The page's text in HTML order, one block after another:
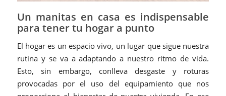
Un manitas en casa es indispensable
para tener tu hogar a punto
El hogar es un espacio vivo, un lugar que sigue nuestra
rutina y se va a adaptando a nuestro ritmo de vida.
Esto, sin embargo, conlleva desgaste y roturas
provocadas por el uso del equipamiento que nos